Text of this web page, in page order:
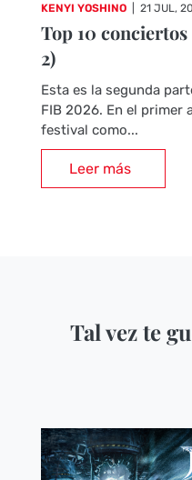
KENYI YOSHINO 21 JUL,
Top 10
2)
Esta es la segunda
FIB 2026. En el primer
festival como...
Leer más
Tal vez te